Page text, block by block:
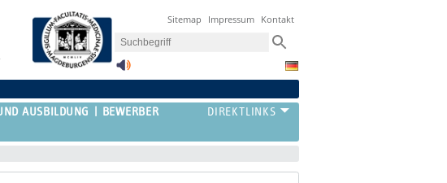
Sitemap Impressum Kontakt
AUSBILDUNG
BEWERBER